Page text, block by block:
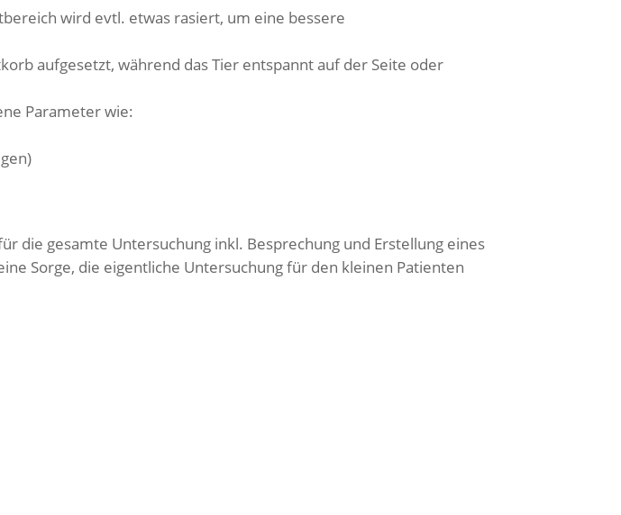
wird evtl. etwas rasiert, um eine bessere
aufgesetzt, während das Tier entspannt auf der Seite oder
Parameter wie:
die gesamte Untersuchung inkl. Besprechung und Erstellung eines
Sorge, die eigentliche Untersuchung für den kleinen Patienten